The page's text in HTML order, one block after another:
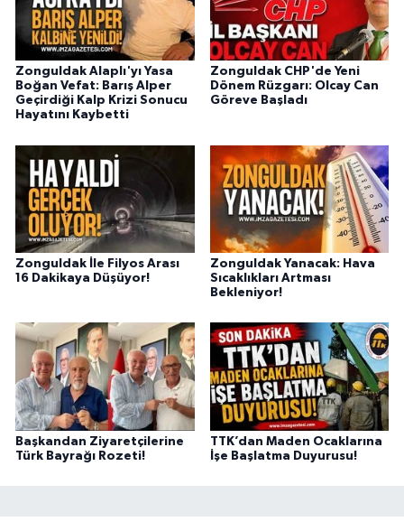
Zonguldak Alaplı'yı Yasa
Boğan Vefat: Barış Alper
Geçirdiği Kalp Krizi Sonucu
Hayatını Kaybetti
Zonguldak CHP'de Yeni
Dönem Rüzgarı: Olcay Can
Göreve Başladı
Zonguldak İle Filyos Arası
16 Dakikaya Düşüyor!
Zonguldak Yanacak: Hava
Sıcaklıkları Artması
Bekleniyor!
Başkandan Ziyaretçilerine
Türk Bayrağı Rozeti!
TTK’dan Maden Ocaklarına
İşe Başlatma Duyurusu!